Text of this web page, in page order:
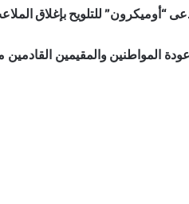
“أوميكرون” للتلويح بإغلاق
المواطنين والمقيمين